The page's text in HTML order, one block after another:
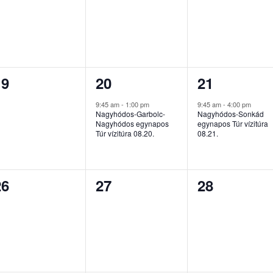
1
esemény,
20
9:45 am- 1:00 pm
Nagyhódos-Garbolc-
Nagyhódos egynapos
Túr vízitúra 08.20.
1
esemény,
21
9:45 am-4:00 pm
Nagyhódos-Sonkád
egynapos Túr vízitúra
08.21.
0
27
0
28